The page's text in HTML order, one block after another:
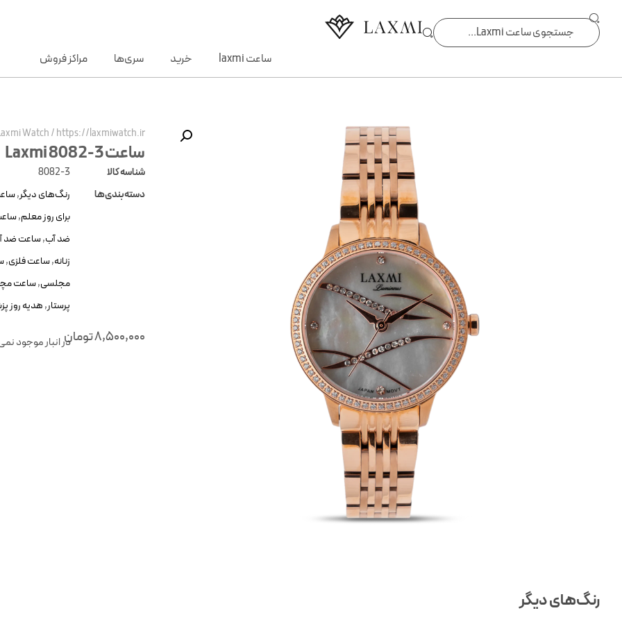
ساعت laxmi خرید سری‌ها مراکز فروش
Watch/https://laxmiwatch.ir/
ساعت Laxmi 8082-3
شناسه کالا
8082-3
دسته‌بندی‌ها
رنگ‌های دیگر,
برای روز معلم,
ضد آب,ساعت ضد
زنانه,ساعت فلزی,
مجلسی,ساعت
پرستار,هدیه روز
8,500,000توماندر انبار موجود
رنگ‌های دیگر